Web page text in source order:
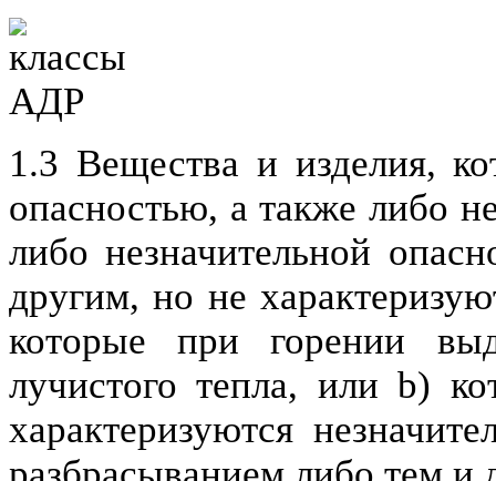
1.3 Вещества и изделия,
опасностью, а также либо
либо незначительной
другим, но не
которые при горении
лучистого тепла, или b)
характеризуются